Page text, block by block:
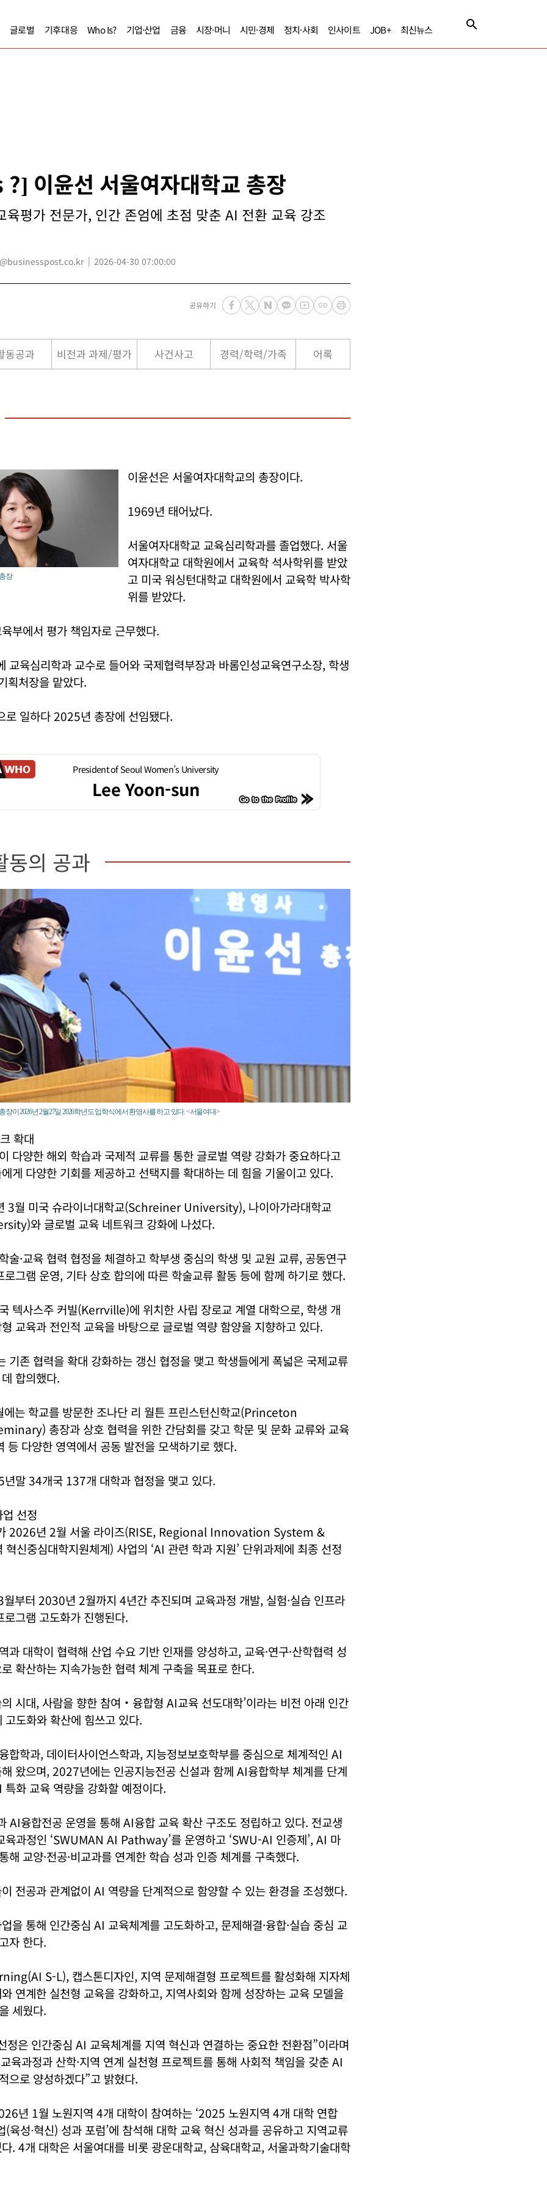
글로벌 기후대응 Who Is? 기업·산업 금융 시장·머니 시민·경제 정치·사회 인사이트 JOB+ 최신뉴스
이윤선 서울여자대학교 총장
육평가 전문가, 인간 존엄에 초점 맞춘 AI 전환 교육 강조
2026-04-30 07:00:00
공유하기
동공과 비전과 과제/평가 사건사고 경력/학력/가족 어록
장
이윤선은 서울여자대학교의 총장이다.
1969년 태어났다.
서울여자대학교 교육심리학과를 졸업했다. 서울
여자대학교 대학원에서 교육학 석사학위를 받았
고 미국 워싱턴대학교 대학원에서 교육학 박사학
위를 받았다.
부에서 평가 책임자로 근무했다.
교육심리학과 교수로 들어와 국제협력부장과 바롬인성교육연구소장, 학생
획처장을 맡았다.
로 일하다 2025년 총장에 선임됐다.
President of Seoul Women’s University
Lee Yoon-sun
동의 공과
이 2026년 2월27일 2026학년도 입학식에서 환영사를 하고 있다. <서울여대>
확대
다양한 해외 학습과 국제적 교류를 통한 글로벌 역량 강화가 중요하다고
게 다양한 기회를 제공하고 선택지를 확대하는 데 힘을 기울이고 있다.
3월 미국 슈라이너대학교(Schreiner University), 나이아가라대학교
와 글로벌 교육 네트워크 강화에 나섰다.
술·교육 협력 협정을 체결하고 학부생 중심의 학생 및 교원 교류, 공동연구
로그램 운영, 기타 상호 합의에 따른 학술교류 활동 등에 함께 하기로 했다.
텍사스주 커빌(Kerrville)에 위치한 사립 장로교 계열 대학으로, 학생 개
교육과 전인적 교육을 바탕으로 글로벌 역량 함양을 지향하고 있다.
기존 협력을 확대 강화하는 갱신 협정을 맺고 학생들에게 폭넓은 국제교류
합의했다.
는 학교를 방문한 조나단 리 월튼 프린스턴신학교(Princeton
총장과 상호 협력을 위한 간담회를 갖고 학문 및 문화 교류와 교육
등 다양한 영역에서 공동 발전을 모색하기로 했다.
말 34개국 137개 대학과 협정을 맺고 있다.
선정
2026년 2월 서울 라이즈(RISE, Regional Innovation System &
신중심대학지원체계) 사업의 ‘AI 관련 학과 지원’ 단위과제에 최종 선정
부터 2030년 2월까지 4년간 추진되며 교육과정 개발, 실험·실습 인프라
그램 고도화가 진행된다.
과 대학이 협력해 산업 수요 기반 인재를 양성하고, 교육·연구·산학협력 성
확산하는 지속가능한 협력 체계 구축을 목표로 한다.
의 시대, 사람을 향한 참여‧융합형 AI교육 선도대학’이라는 비전 아래 인간
도화와 확산에 힘쓰고 있다.
합학과, 데이터사이언스학과, 지능정보보호학부를 중심으로 체계적인 AI
왔으며, 2027년에는 인공지능전공 신설과 함께 AI융합학부 체계를 단계
화 교육 역량을 강화할 예정이다.
AI융합전공 운영을 통해 AI융합 교육 확산 구조도 정립하고 있다. 전교생
육과정인 ‘SWUMAN AI Pathway’를 운영하고 ‘SWU-AI 인증제’, AI 마
해 교양·전공·비교과를 연계한 학습 성과 인증 체계를 구축했다.
전공과 관계없이 AI 역량을 단계적으로 함양할 수 있는 환경을 조성했다.
을 통해 인간중심 AI 교육체계를 고도화하고, 문제해결·융합·실습 중심 교
자 한다.
S-L), 캡스톤디자인, 지역 문제해결형 프로젝트를 활성화해 지자체
와 연계한 실천형 교육을 강화하고, 지역사회와 함께 성장하는 교육 모델을
세웠다.
정은 인간중심 AI 교육체계를 지역 혁신과 연결하는 중요한 전환점”이라며
육과정과 산학·지역 연계 실천형 프로젝트를 통해 사회적 책임을 갖춘 AI
으로 양성하겠다”고 밝혔다.
년 1월 노원지역 4개 대학이 참여하는 ‘2025 노원지역 4개 대학 연합
(육성ᐧ혁신) 성과 포럼’에 참석해 대학 교육 혁신 성과를 공유하고 지역교류
. 4개 대학은 서울여대를 비롯 광운대학교, 삼육대학교, 서울과학기술대학